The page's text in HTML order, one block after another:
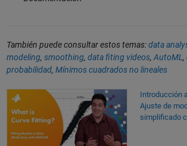
También puede consultar estos temas:data
modeling, smoothing, data fiting videos,AutoML,
probabilidad, Mínimos cuadrados no lineales
Introducción al ajuste de curvas: Ajuste de
Introducción
Ajuste de
simplificado